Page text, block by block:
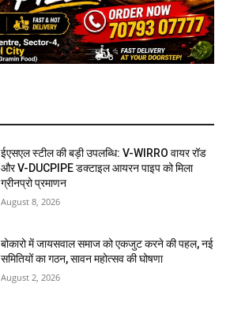
ईएसएल स्टील की बड़ी उपलब्धि: V-WIRRO वायर रॉड
और V-DUCPIPE डक्टाइल आयरन पाइप को मिला
ग्रीनप्रो प्रमाणन
August 8, 2026
बोकारो में जायसवाल समाज को एकजुट करने की पहल, नई
समितियों का गठन, सावन महोत्सव की घोषणा
August 2, 2026